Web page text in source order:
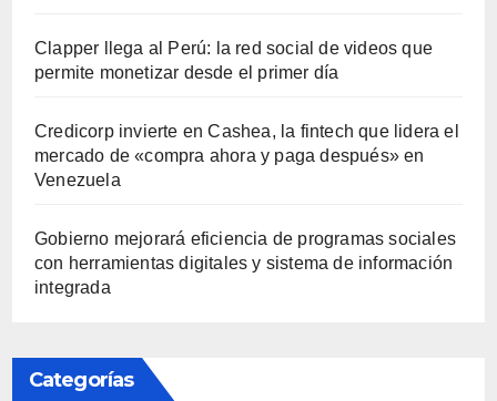
Clapper llega al Perú: la red social de videos que
permite monetizar desde el primer día
Credicorp invierte en Cashea, la fintech que lidera el
mercado de «compra ahora y paga después» en
Venezuela
Gobierno mejorará eficiencia de programas sociales
con herramientas digitales y sistema de información
integrada
Categorías